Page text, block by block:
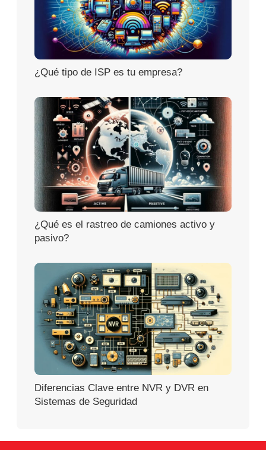
¿Qué tipo de ISP es tu empresa?
¿Qué es el rastreo de camiones activo y
pasivo?
Diferencias Clave entre NVR y DVR en
Sistemas de Seguridad